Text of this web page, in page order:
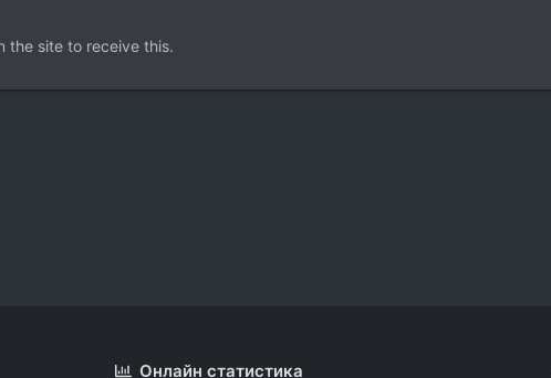
the site to receive this.
Онлайн статистика